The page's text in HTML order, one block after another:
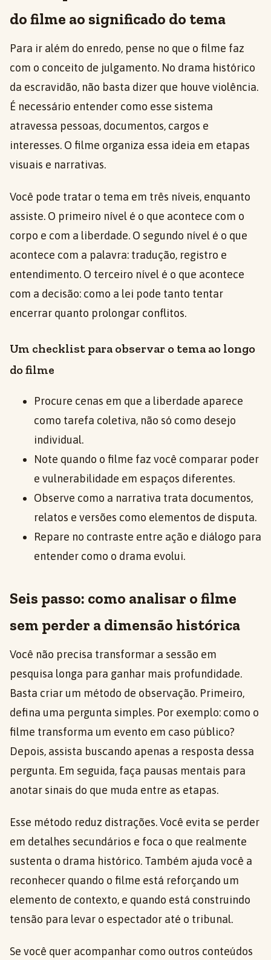
do filme ao significado do tema
Para ir além do enredo, pense no que o filme faz
com o conceito de julgamento. No drama histórico
da escravidão, não basta dizer que houve violência.
É necessário entender como esse sistema
atravessa pessoas, documentos, cargos e
interesses. O filme organiza essa ideia em etapas
visuais e narrativas.
Você pode tratar o tema em três níveis, enquanto
assiste. O primeiro nível é o que acontece com o
corpo e com a liberdade. O segundo nível é o que
acontece com a palavra: tradução, registro e
entendimento. O terceiro nível é o que acontece
com a decisão: como a lei pode tanto tentar
encerrar quanto prolongar conflitos.
Um checklist para observar o tema ao longo
do filme
Procure cenas em que a liberdade aparece
como tarefa coletiva, não só como desejo
individual.
Note quando o filme faz você comparar poder
e vulnerabilidade em espaços diferentes.
Observe como a narrativa trata documentos,
relatos e versões como elementos de disputa.
Repare no contraste entre ação e diálogo para
entender como o drama evolui.
Seis passo: como analisar o filme
sem perder a dimensão histórica
Você não precisa transformar a sessão em
pesquisa longa para ganhar mais profundidade.
Basta criar um método de observação. Primeiro,
defina uma pergunta simples. Por exemplo: como o
filme transforma um evento em caso público?
Depois, assista buscando apenas a resposta dessa
pergunta. Em seguida, faça pausas mentais para
anotar sinais do que muda entre as etapas.
Esse método reduz distrações. Você evita se perder
em detalhes secundários e foca o que realmente
sustenta o drama histórico. Também ajuda você a
reconhecer quando o filme está reforçando um
elemento de contexto, e quando está construindo
tensão para levar o espectador até o tribunal.
Se você quer acompanhar como outros conteúdos